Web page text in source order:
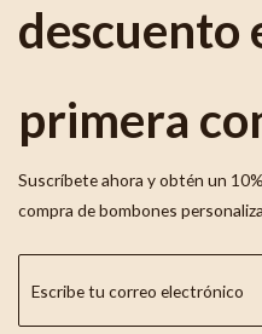
descuento
primera
Suscríbete ahora y obtén un
compra de bombones